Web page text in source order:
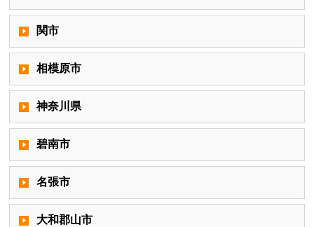
関市
相模原市
神奈川県
碧南市
名張市
大和郡山市